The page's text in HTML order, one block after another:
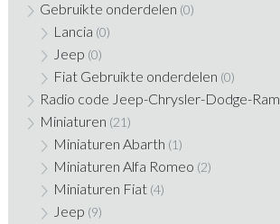
Gebruikte onderdelen (0)
Lancia (0)
Jeep (0)
Fiat Gebruikte onderdelen (0)
Radio code Jeep-Chrysler-Dodge-Ram
Miniaturen (21)
Miniaturen Abarth (1)
Miniaturen Alfa Romeo (2)
Miniaturen Fiat (4)
Jeep (9)